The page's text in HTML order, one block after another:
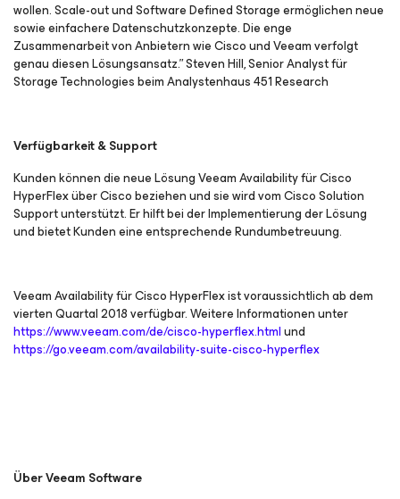
wollen. Scale-out und Software Defined Storage ermöglichen neue
sowie einfachere Datenschutzkonzepte. Die enge
Zusammenarbeit von Anbietern wie Cisco und Veeam verfolgt
genau diesen Lösungsansatz.” Steven Hill, Senior Analyst für
Storage Technologies beim Analystenhaus 451 Research
Verfügbarkeit & Support
Kunden können die neue Lösung Veeam Availability für Cisco
HyperFlex über Cisco beziehen und sie wird vom Cisco Solution
Support unterstützt. Er hilft bei der Implementierung der Lösung
und bietet Kunden eine entsprechende Rundumbetreuung.
Veeam Availability für Cisco HyperFlex ist voraussichtlich ab dem
vierten Quartal 2018 verfügbar. Weitere Informationen unter
https://www.veeam.com/de/cisco-hyperflex.htmlund
https://go.veeam.com/availability-suite-cisco-hyperflex
Über Veeam Software